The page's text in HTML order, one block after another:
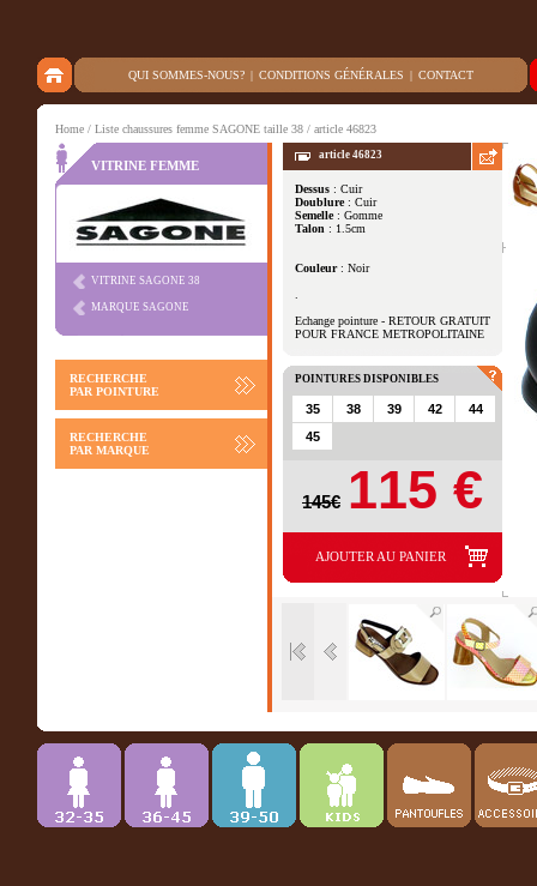
QUI SOMMES-NOUS? | CONDITIONS GÉNÉRALES | CONTACT
Home / Liste chaussures femme SAGONE taille 38 / article 46823
VITRINE FEMME
VITRINE SAGONE 38
MARQUE SAGONE
RECHERCHE
PAR POINTURE
RECHERCHE
PAR MARQUE
article 46823
Dessus : Cuir
Doublure: Cuir
Semelle: Gomme
Talon : 1.5cm
Couleur : Noir
Echange pointure - RETOUR GRATUIT
POUR FRANCE METROPOLITAINE
POINTURES DISPONIBLES
35 38 39 42
44
45
145€ 115 €
AJOUTER AU PANIER
Autres vues